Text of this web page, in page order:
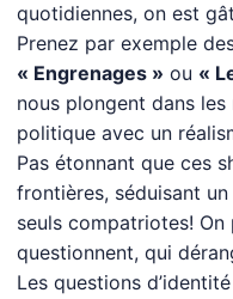
quotidiennes, on est
Prenez par exemple
« Engrenages » ou «
nous plongent dans
politique avec un
Pas étonnant que ces
frontières, séduisant
seuls compatriotes!
questionnent, qui
Les questions